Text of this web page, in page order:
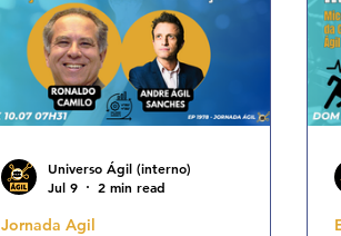
Eventos Ageis Agilidade Em
Metodos Ageis
Jornada Agil
Universo Ágil (interno)
Jul 9
2 min read